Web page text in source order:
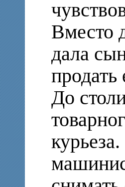
Вместо
дала
продать
До